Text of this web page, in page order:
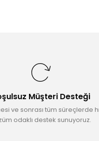
Müşteri Desteği
ve sonrası tüm süreçlerde
odaklı destek sunuyoruz.